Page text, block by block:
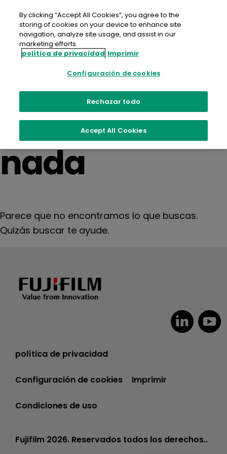
contenido
No se
encontró
nada
Parece que no encontramos lo que buscas.
Quizás buscar te ayude.
política de privacidad
Configuración de cookies Imprimir
Condiciones de uso
Fujifilm 2026. Reservados todos los derechos..
By clicking “Accept All Cookies”, you agree to the
storing of cookies on your device to enhance site
navigation, analyze site usage, and assist in our
marketing efforts.
política de privacidad Imprimir
Configuración de cookies
Rechazar todo
Accept All Cookies